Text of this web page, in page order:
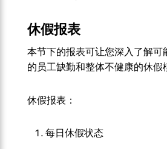
休假报表
本节下的报表可让您深入了解可
的员工缺勤和整体不健康的休假
休假报表：
每日休假状态